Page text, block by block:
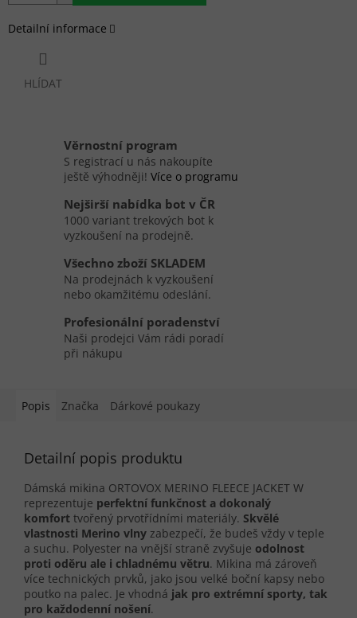
Detailní informace
HLÍDAT
Věrnostní program
S registrací u nás nakoupíte
ještě výhodněji! Více o programu
Nejširší nabídka bot v ČR
1000 variant trekových bot k
vyzkoušení na prodejně.
Všechno zboží SKLADEM
Na prodejnách k vyzkoušení
nebo okamžitému odeslání.
Profesionální poradenství
Naši prodejci Vám rádi poradí
při nákupu
Popis Značka Dárkové poukazy
Detailní popis produktu
Dámská mikina ORTOVOX MERINO FLEECE JACKET W
reprezentuje perfektní funkčnost a dokonalý
komfort tvořený prvotřídními materiály. Skvělé
vlastnosti Merino vlny zabezpečí, že budeš vždy v teple
a suchu. Polyester na vnější straně zvyšuje odolnost
proti oděru ale i chladnému větru. Mikina má zároveň
více technických prvků, jako jsou velké boční kapsy nebo
poutko na palec. Je vhodná jak pro extrémní sporty, tak
pro každodenní nošení.